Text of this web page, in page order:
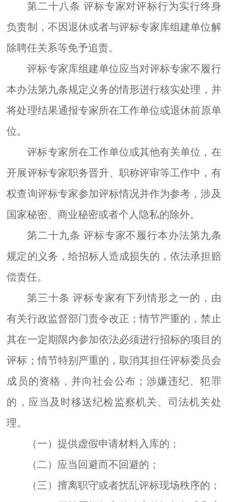
第二十八条 评标专家对评标行为实行终身
负责制，不因退休或者与评标专家库组建单位解
除聘任关系等免予追责。
评标专家库组建单位应当对评标专家不履行
本办法第九条规定 义务的情形进行核实处理 ， 并
将处理结果通报专家所在工作单位或退休前原单
位。
评标专家所在工作单位或其他有关单位，在
开展评标专家职务晋升、职称评审等工作中，有
权查询评标专家参加评标情况并作为参考，涉及
国家秘密、商业秘密或者个人隐私的除外。
第二十九条 评标专家不履行本办法第九条
规定的义务，给招标人造成损失的，依法承担赔
偿责任。
第三十条 评标专家有下列情形之一的，由
有关行政监督部门责令改正；情节严重的，禁止
其在一定期限内参加依法必须进行招标的项目的
评标；情节特别严重的，取消其担任评标委员会
成员的资格，并向社会公布；涉嫌违纪、犯罪
的，应当及时移送纪检监察机关、司法机关处
理。
（一）提供虚假申请材料入库的；
（二）应当回避而不回避的；
（三）擅离职守或者扰乱评标现场秩序的；